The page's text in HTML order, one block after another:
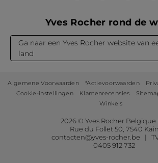
Yves Rocher rond de
Ga naar een Yves Rocher website van
land
Algemene Voorwaarden *Actievoorwaarden
Cookie-instellingen
Klantenrecensies
Winkels
2026 © Yves Rocher Belgique
Rue du Follet 50, 7540 Kain
contacten@yves-rocher.be |
0405 912 732